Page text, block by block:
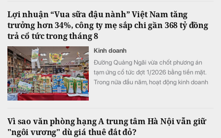
Lợi nhuận “Vua sữa đậu nành” Việt Nam tăng
trưởng hơn 34%, công ty mẹ sắp chi gần 368 tỷ đồng
trả cổ tức trong tháng 8
Kinh doanh
Đường Quảng Ngãi vừa chốt phương án
tạm ứng cổ tức đợt 1/2026 bằng tiền mặt.
Trong nửa đầu năm, hoạt động kinh doanh
Vì sao văn phòng hạng A trung tâm Hà Nội vẫn giữ
"ngôi vương" dù giá thuê đắt đỏ?